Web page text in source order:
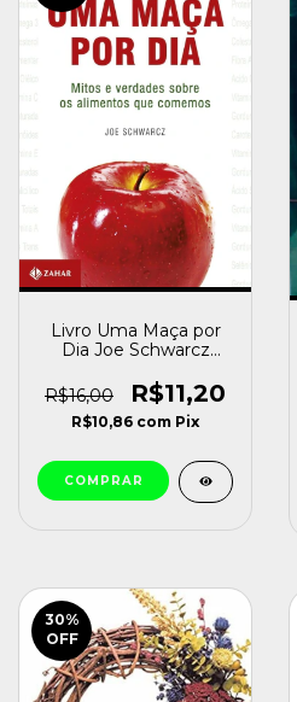
Livro Uma Maça por
Dia Joe Schwarcz
R$16,00
R$11,20
R$10,86 com Pix
30%
OFF